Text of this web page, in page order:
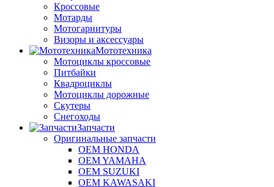
Кроссовые
Мотарды
Мотогарнитуры
Визоры и аксессуары
Мототехника
Мотоциклы кроссовые
Питбайки
Квадроциклы
Мотоциклы дорожные
Скутеры
Снегоходы
Запчасти
Оригинальные запчасти
OEM HONDA
OEM YAMAHA
OEM SUZUKI
OEM KAWASAKI